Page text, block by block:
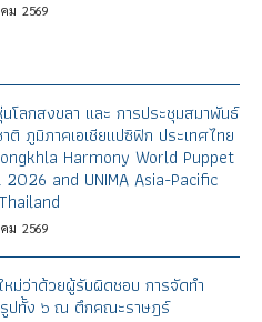
ม 2569
นโลกสงขลา และ การประชุมสมาพันธ์
ติ ภูมิภาคเอเชียแปซิฟิก ประเทศไทย
Harmony World Puppet
2026 and UNIMA Asia-Pacific
ม 2569
หม่ว่าด้วยผู้รับผิดชอบ การจัดทำ
ปทั้ง ๖ ณ ตึกคณะราษฎร์